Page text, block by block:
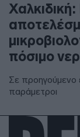
πόσιμο
Σε προηγούμενο
παράμετροι